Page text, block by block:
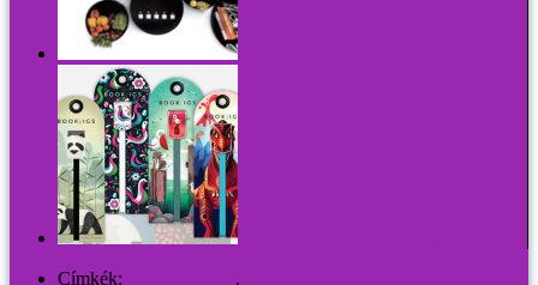
Címkék: ,